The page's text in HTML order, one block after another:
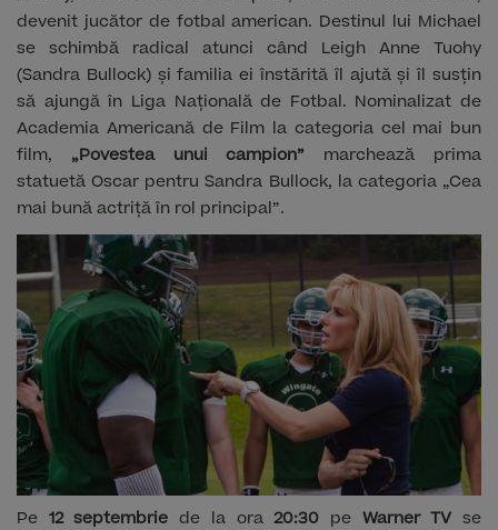
devenit jucător de fotbal american. Destinul lui Michael
se schimbă radical atunci când Leigh Anne Tuohy
(Sandra Bullock) și familia ei înstărită îl ajută și îl susțin
să ajungă în Liga Națională de Fotbal. Nominalizat de
Academia Americană de Film la categoria cel mai bun
film, „Povestea unui campion” marchează prima
statuetă Oscar pentru Sandra Bullock, la categoria „Cea
mai bună actriță în rol principal”.
Pe 12 septembrie de la ora20:30 pe Warner TV se